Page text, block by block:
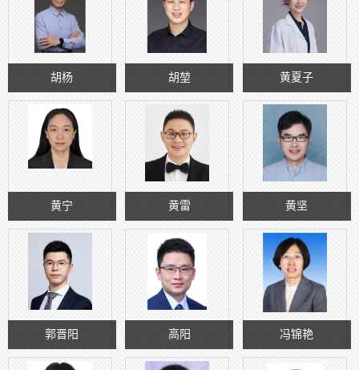
胡杨 胡堃 黄夏子
黄宁 黄雷 黄坚
郭晋阳 高阳 冯锦艳